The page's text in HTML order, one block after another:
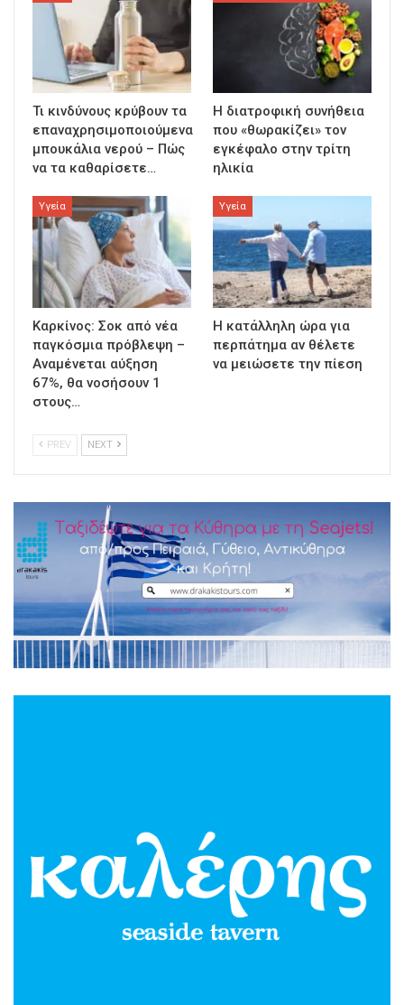
Τι κινδύνους κρύβουν τα
επαναχρησιμοποιούμενα
μπουκάλια νερού – Πώς
να τα καθαρίσετε…
Η διατροφική συνήθεια
που «θωρακίζει» τον
εγκέφαλο στην τρίτη
ηλικία
Υγεία
Καρκίνος: Σοκ από νέα
παγκόσμια πρόβλεψη –
Αναμένεται αύξηση
67%, θα νοσήσουν 1
στους…
Υγεία
Η κατάλληλη ώρα για
περπάτημα αν θέλετε
να μειώσετε την πίεση
PREV NEXT